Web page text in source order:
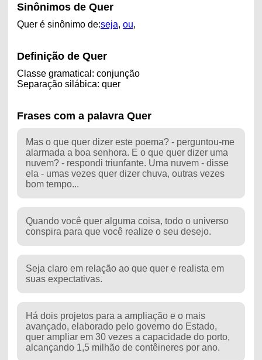
Sinônimos de Quer
Quer é sinônimo de:seja, ou,
Definição de Quer
Classe gramatical: conjunção
Separação silábica: quer
Frases com a palavra Quer
Mas o que quer dizer este poema? - perguntou-me
alarmada a boa senhora. E o que quer dizer uma
nuvem? - respondi triunfante. Uma nuvem - disse
ela - umas vezes quer dizer chuva, outras vezes
bom tempo...
Quando você quer alguma coisa, todo o universo
conspira para que você realize o seu desejo.
Seja claro em relação ao que quer e realista em
suas expectativas.
Há dois projetos para a ampliação e o mais
avançado, elaborado pelo governo do Estado,
quer ampliar em 30 vezes a capacidade do porto,
alcançando 1,5 milhão de contêineres por ano.